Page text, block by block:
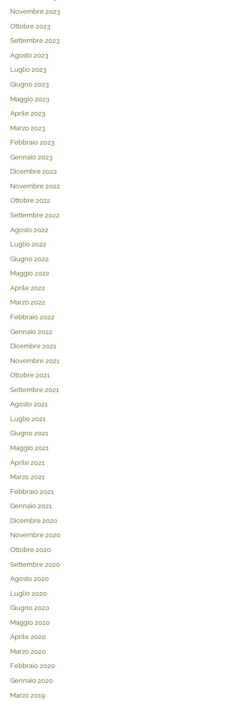
Novembre 2023
Ottobre 2023
Settembre 2023
Agosto 2023
Luglio 2023
Giugno 2023
Maggio 2023
Aprile 2023
Marzo 2023
Febbraio 2023
Gennaio 2023
Dicembre 2022
Novembre 2022
Ottobre 2022
Settembre 2022
Agosto 2022
Luglio 2022
Giugno 2022
Maggio 2022
Aprile 2022
Marzo 2022
Febbraio 2022
Gennaio 2022
Dicembre 2021
Novembre 2021
Ottobre 2021
Settembre 2021
Agosto 2021
Luglio 2021
Giugno 2021
Maggio 2021
Aprile 2021
Marzo 2021
Febbraio 2021
Gennaio 2021
Dicembre 2020
Novembre 2020
Ottobre 2020
Settembre 2020
Agosto 2020
Luglio 2020
Giugno 2020
Maggio 2020
Aprile 2020
Marzo 2020
Febbraio 2020
Gennaio 2020
Marzo 2019